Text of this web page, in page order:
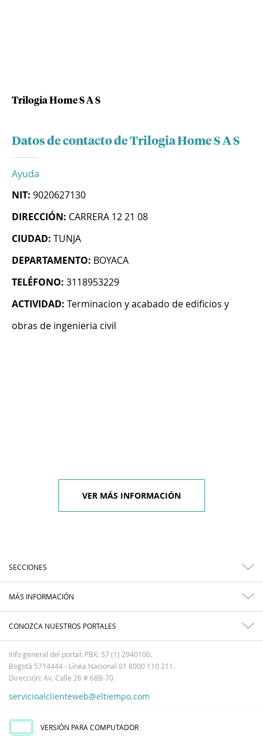
Trilogia Home S A S
Datos de contacto de Trilogia Home S A S
Ayuda
NIT: 9020627130
DIRECCIÓN: CARRERA 12 21 08
CIUDAD: TUNJA
DEPARTAMENTO: BOYACA
TELÉFONO: 3118953229
ACTIVIDAD: Terminacion y acabado de edificios y
obras de ingenieria civil
VER MÁS INFORMACIÓN
SECCIONES
MÁS INFORMACIÓN
CONOZCA NUESTROS PORTALES
Info general del portal: PBX: 57 (1) 2940100.
Bogotá 5714444 - Línea Nacional 01 8000 110 211.
Dirección: Av. Calle 26 # 68B-70.
servicioalclienteweb@eltiempo.com
VERSIÓN PARA COMPUTADOR